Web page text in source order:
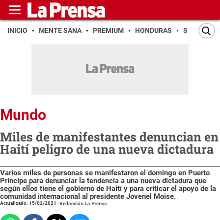
INICIO MENTE SANA PREMIUM HONDURAS SAN PEDRO
Mundo
Miles de manifestantes denuncian en
Haití peligro de una nueva dictadura
Varios miles de personas se manifestaron el domingo en Puerto
Príncipe para denunciar la tendencia a una nueva dictadura que
según ellos tiene el gobierno de Haití y para criticar el apoyo de la
comunidad internacional al presidente Jovenel Moise.
Actualizado: 15/02/2021 -Redacción La Prensa